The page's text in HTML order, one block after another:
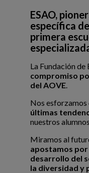
ESAO,
específica
primera
La Fundación
compromiso
del AOVE
Nos
últimas
nuestros
Miramos al
apostamos por
desarrollo del
la diversidad y